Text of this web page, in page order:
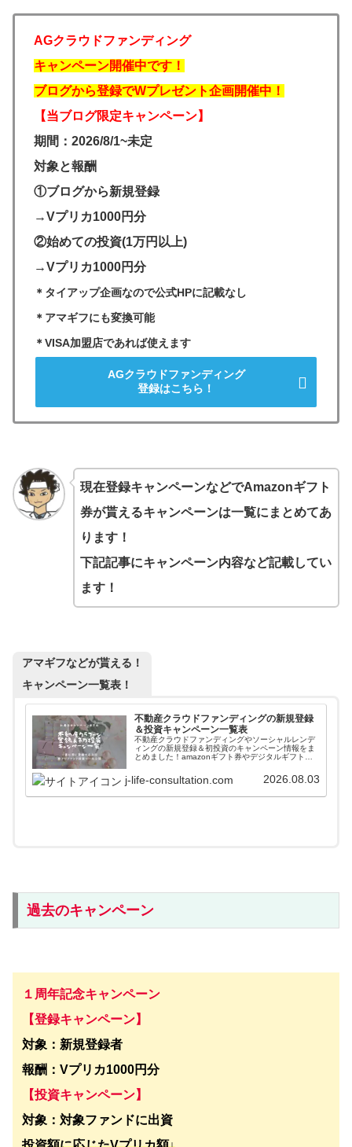
AGクラウドファンディング
キャンペーン開催中です！
ブログから登録でWプレゼント企画開催中！
【当ブログ限定キャンペーン】
期間：2026/8/1~未定
対象と報酬
①ブログから新規登録
→Vプリカ1000円分
②始めての投資(1万円以上)
→Vプリカ1000円分
＊タイアップ企画なので公式HPに記載なし
＊アマギフにも変換可能
＊VISA加盟店であれば使えます
AGクラウドファンディング
登録はこちら！
現在登録キャンペーンなどでAmazonギフト
券が貰えるキャンペーンは一覧にまとめてあ
ります！
下記記事にキャンペーン内容など記載してい
ます！
アマギフなどが貰える！
キャンペーン一覧表！
不動産クラウドファンディングの新規登録
＆投資キャンペーン一覧表
不動産クラウドファンディングやソーシャルレンデ
ィングの新規登録＆初投資のキャンペーン情報をま
とめました！amazonギフト券やデジタルギフトを
案件に簡単に投資できるファンド情報自動更新ツー
ルも紹介しています。
j-life-consultation.com 2026.08.03
過去のキャンペーン
１周年記念キャンペーン
【登録キャンペーン】
対象：新規登録者
報酬：Vプリカ1000円分
【投資キャンペーン】
対象：対象ファンドに出資